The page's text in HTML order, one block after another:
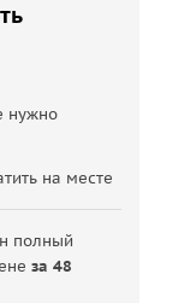
нужно
на месте
полный
за 48